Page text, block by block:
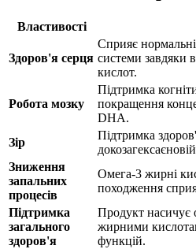
Властивості
Здоров'я серця
Сприяє
системи завдяки
кислот.
Робота мозку
Підтримка
покращення
DHA.
Зір
Підтримка
Зниження
запальних
процесів
Омега-3 жирні
походження
Підтримка
загального
здоров'я
Продукт насичує
жирними
функцій.